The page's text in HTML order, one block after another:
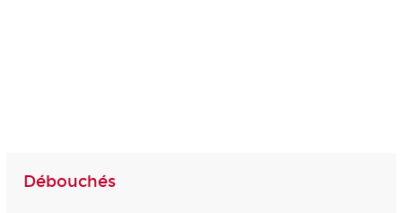
Débouchés